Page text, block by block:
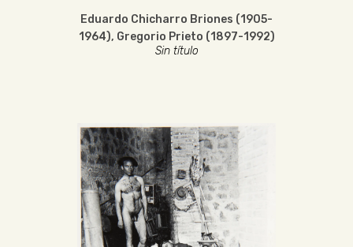
Eduardo Chicharro Briones (1905-
1964), Gregorio Prieto (1897-1992)
Sin título